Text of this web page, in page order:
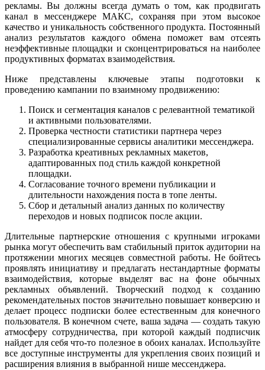
рекламы. Вы должны всегда думать о том, как продвигать
канал в мессенджере МАКС, сохраняя при этом высокое
качество и уникальность собственного продукта. Постоянный
анализ результатов каждого обмена поможет вам отсеять
неэффективные площадки и сконцентрироваться на наиболее
продуктивных форматах взаимодействия.
Ниже представлены ключевые этапы подготовки к
проведению кампании по взаимному продвижению:
Поиск и сегментация каналов с релевантной тематикой
и активными пользователями.
Проверка честности статистики партнера через
специализированные сервисы аналитики мессенджера.
Разработка креативных рекламных макетов,
адаптированных под стиль каждой конкретной
площадки.
Согласование точного времени публикации и
длительности нахождения поста в топе ленты.
Сбор и детальный анализ данных по количеству
переходов и новых подписок после акции.
Длительные партнерские отношения с крупными игроками
рынка могут обеспечить вам стабильный приток аудитории на
протяжении многих месяцев совместной работы. Не бойтесь
проявлять инициативу и предлагать нестандартные форматы
взаимодействия, которые выделят вас на фоне обычных
рекламных объявлений. Творческий подход к созданию
рекомендательных постов значительно повышает конверсию и
делает процесс подписки более естественным для конечного
пользователя. В конечном счете, ваша задача — создать такую
атмосферу сотрудничества, при которой каждый подписчик
найдет для себя что-то полезное в обоих каналах. Используйте
все доступные инструменты для укрепления своих позиций и
расширения влияния в выбранной нише мессенджера.